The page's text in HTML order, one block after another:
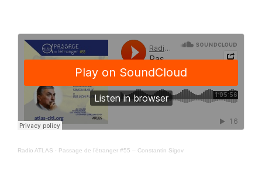
Radio ATLAS · Passage de l’étranger #55 – Constantin Sigov